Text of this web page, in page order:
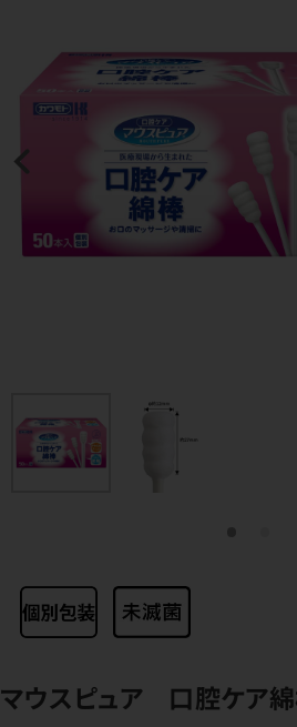
マウスピュア 口腔ケア